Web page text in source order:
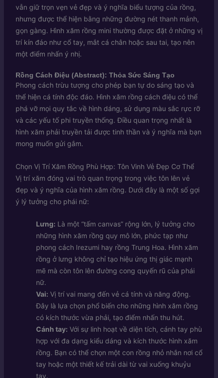
vẫn giữ trọn vẹn vẻ đẹp và ý nghĩa biểu tượng của rồng,
nhưng được thể hiện bằng những đường nét thanh mảnh,
gọn gàng. Hình xăm rồng mini thường được đặt ở những vị
trí kín đáo như cổ tay, mắt cá chân hoặc sau tai, tạo nên
một điểm nhấn ý nhị.
Rồng Cách Điệu (Abstract): Thỏa Sức Sáng Tạo
Phong cách trừu tượng cho phép bạn tự do sáng tạo và
thể hiện cá tính độc đáo. Hình xăm rồng cách điệu có thể
phá vỡ mọi quy tắc về hình dáng, sử dụng màu sắc rực rỡ
và các yếu tố phi truyền thống. Điều quan trọng nhất là
hình xăm phải truyền tải được tinh thần và ý nghĩa mà bạn
mong muốn gửi gắm.
Chọn Vị Trí Xăm Rồng Phù Hợp: Tôn Vinh Vẻ Đẹp Cơ Thể
Vị trí xăm đóng vai trò quan trọng trong việc tôn lên vẻ
đẹp và ý nghĩa của hình xăm rồng. Dưới đây là một số gợi
ý lý tưởng cho phái nữ:
Lưng: Là một “tấm canvas” rộng lớn, lý tưởng cho
những hình xăm rồng quy mô lớn, phức tạp như
phong cách Irezumi hay rồng Trung Hoa. Hình xăm
rồng ở lưng không chỉ tạo hiệu ứng thị giác mạnh
mẽ mà còn tôn lên đường cong quyến rũ của phái
nữ.
Vai: Vị trí vai mang đến vẻ cá tính và năng động.
Đây là lựa chọn phổ biến cho những hình xăm rồng
có kích thước vừa phải, tạo điểm nhấn thu hút.
Cánh tay: Với sự linh hoạt về diện tích, cánh tay phù
hợp với đa dạng kiểu dáng và kích thước hình xăm
rồng. Bạn có thể chọn một con rồng nhỏ nhắn nơi cổ
tay hoặc một thiết kế trải dài từ vai xuống khuỷu
tay.